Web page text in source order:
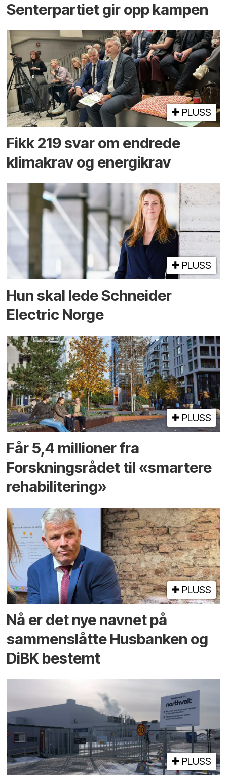
Senterpartiet gir opp kampen
PLUSS
Fikk 219 svar om endrede
klimakrav og energikrav
PLUSS
Hun skal lede Schneider
Electric Norge
PLUSS
Får 5,4 millioner fra
Forskningsrådet til «smartere
rehabilitering»
PLUSS
Nå er det nye navnet på
sammenslåtte Husbanken og
DiBK bestemt
PLUSS